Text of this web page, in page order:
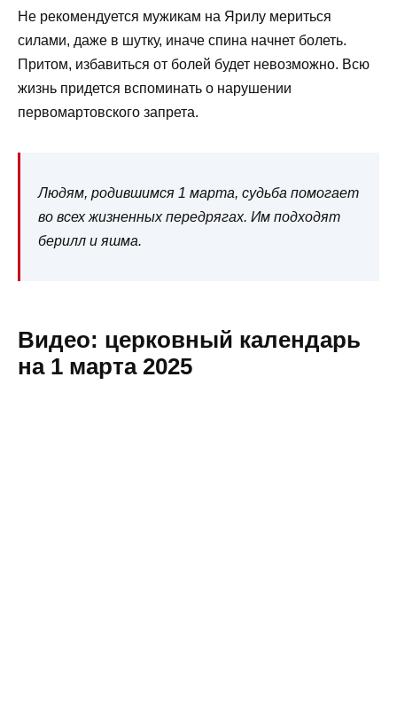
Не рекомендуется мужикам на Ярилу мериться
силами, даже в шутку, иначе спина начнет болеть.
Притом, избавиться от болей будет невозможно. Всю
жизнь придется вспоминать о нарушении
первомартовского запрета.
Людям, родившимся 1 марта, судьба помогает
во всех жизненных передрягах. Им подходят
берилл и яшма.
Видео: церковный календарь
на 1 марта 2025